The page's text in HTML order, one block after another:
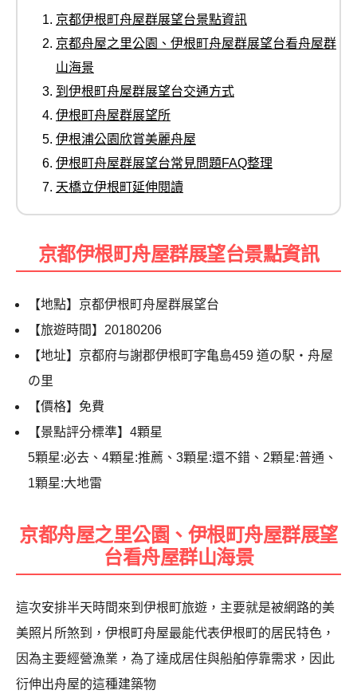
京都伊根町舟屋群展望台景點資訊
京都舟屋之里公園、伊根町舟屋群展望台看舟屋群
山海景
到伊根町舟屋群展望台交通方式
伊根町舟屋群展望所
伊根浦公園欣賞美麗舟屋
伊根町舟屋群展望台常見問題FAQ整理
天橋立伊根町延伸閱讀
京都伊根町舟屋群展望台景點資訊
【地點】京都伊根町舟屋群展望台
【旅遊時間】 20180206
【地址】京都府与謝郡伊根町字亀島459 道の駅・舟屋
の里
【價格】免費
【景點評分標準】4顆星
5顆星:必去、4顆星:推薦、3顆星:還不錯、2顆星:普通、
1顆星:大地雷
京都舟屋之里公園、伊根町舟屋群展望
台看舟屋群山海景
這次安排半天時間來到伊根町旅遊，主要就是被網路的美
美照片所煞到，伊根町舟屋最能代表伊根町的居民特色，
因為主要經營漁業，為了達成居住與船舶停靠需求，因此
衍伸出舟屋的這種建築物